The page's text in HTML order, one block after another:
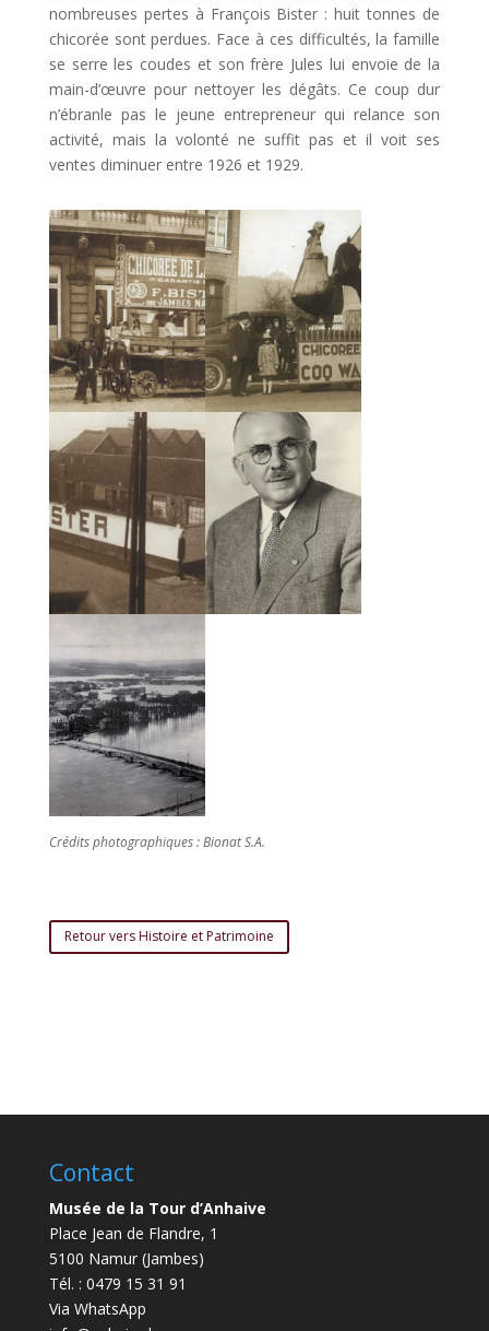
nombreuses pertes à François Bister : huit tonnes de
chicorée sont perdues. Face à ces difficultés, la famille
se serre les coudes et son frère Jules lui envoie de la
main-d’œuvre pour nettoyer les dégâts. Ce coup dur
n’ébranle pas le jeune entrepreneur qui relance son
activité, mais la volonté ne suffit pas et il voit ses
ventes diminuer entre 1926 et 1929.
Crédits photographiques : Bionat S.A.
Retour vers Histoire et Patrimoine
Contact
Musée de la Tour d’Anhaive
Place Jean de Flandre, 1
5100 Namur (Jambes)
Tél. : 0479 15 31 91
Via WhatsApp